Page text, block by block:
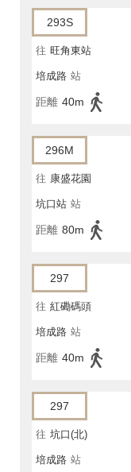
293S
往 旺角東站
培成路 站
距離 40m
296M
往 康盛花園
坑口站 站
距離 80m
297
往 紅磡碼頭
培成路 站
距離 40m
297
往 坑口(北)
培成路 站